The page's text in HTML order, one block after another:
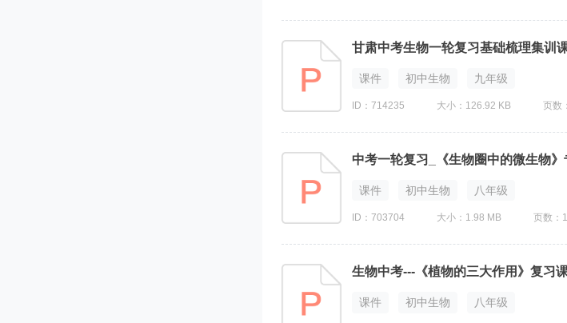
甘肃中考生物一轮复习基础梳理集训
课件 初中生物 九年级
ID：714235 大小：126.92 KB 页数
中考一轮复习_《生物圈中的微生物
课件 初中生物 八年级
ID：703704 大小：1.98 MB 页数：
生物中考---《植物的三大作用》复习
课件 初中生物 八年级